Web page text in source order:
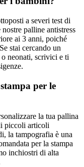
a severi test di
palline antistress
ai 3 anni, poiché
stai cercando un
neonati, scrivici e ti
per le
la tua pallina
piccoli articoli
la tampografia è una
per la stampa
inchiostri di alta